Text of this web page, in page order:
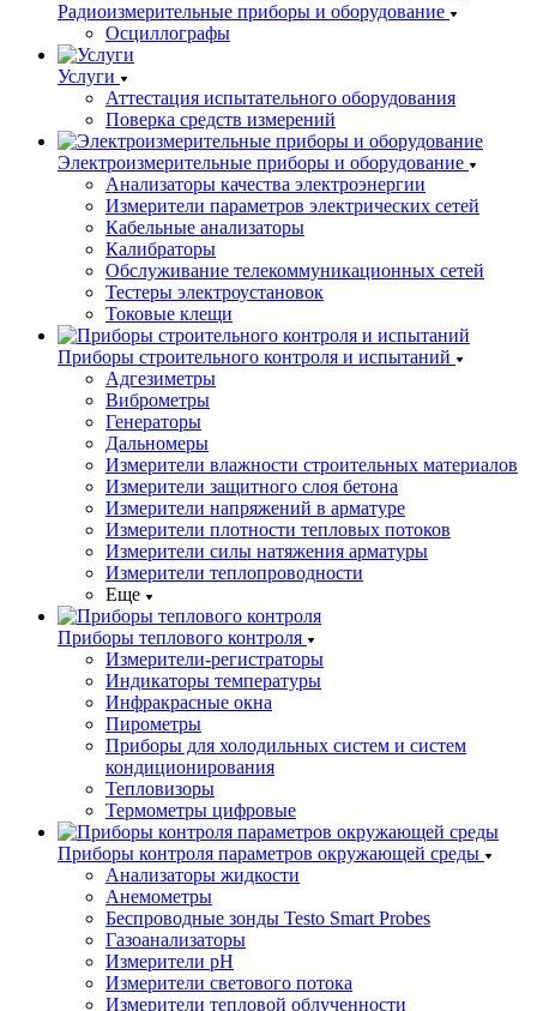
Радиоизмерительные приборы и оборудование
Осциллографы
Услуги
Аттестация испытательного оборудования
Поверка средств измерений
Электроизмерительные приборы и оборудование
Анализаторы качества электроэнергии
Измерители параметров электрических сетей
Кабельные анализаторы
Калибраторы
Обслуживание телекоммуникационных сетей
Тестеры электроустановок
Токовые клещи
Приборы строительного контроля и испытаний
Адгезиметры
Виброметры
Генераторы
Дальномеры
Измерители влажности строительных материалов
Измерители защитного слоя бетона
Измерители напряжений в арматуре
Измерители плотности тепловых потоков
Измерители силы натяжения арматуры
Измерители теплопроводности
Еще
Приборы теплового контроля
Измерители-регистраторы
Индикаторы температуры
Инфракрасные окна
Пирометры
Приборы для холодильных систем и систем
кондиционирования
Тепловизоры
Термометры цифровые
Приборы контроля параметров окружающей среды
Анализаторы жидкости
Анемометры
Беспроводные зонды Testo Smart Probes
Газоанализаторы
Измерители pH
Измерители светового потока
Измерители тепловой облученности